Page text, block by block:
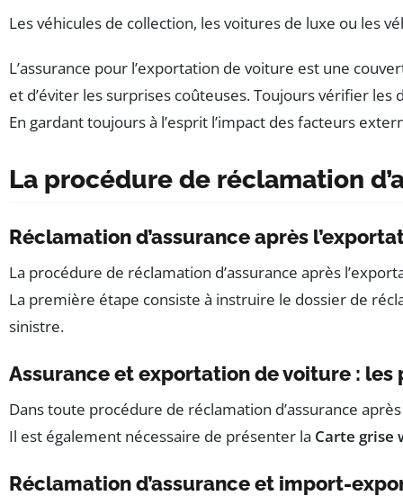
Les véhicules de collection, les voitures de luxe ou les
L’assurance pour l’exportation de voiture est une
et d’éviter les surprises coûteuses. Toujours vérifier
En gardant toujours à l’esprit l’impact des facteurs
La procédure de réclamation
Réclamation d’assurance après
La procédure de réclamation d’assurance après
La première étape consiste à instruire le dossier de
sinistre.
Assurance et exportation de voiture : les
Dans toute procédure de réclamation d’assurance
Il est également nécessaire de présenter la Carte grise
Réclamation d’assurance et import-